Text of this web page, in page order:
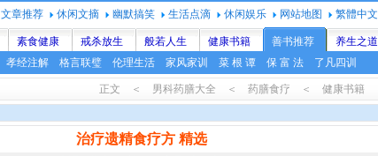
文章推荐 休闲文摘 幽默搞笑 生活点滴 休闲娱乐 网站地图 繁體中文
素食健康 戒杀放生 般若人生 健康书籍 善书推荐
养生之道
孝经注解 格言联璧 伦理生活 家风家训 菜 根 谭 保 富 法 了凡四训
正文 ＜ 男科药膳大全 ＜ 药膳食疗 ＜ 健康书籍
治疗遗精食疗方 精选